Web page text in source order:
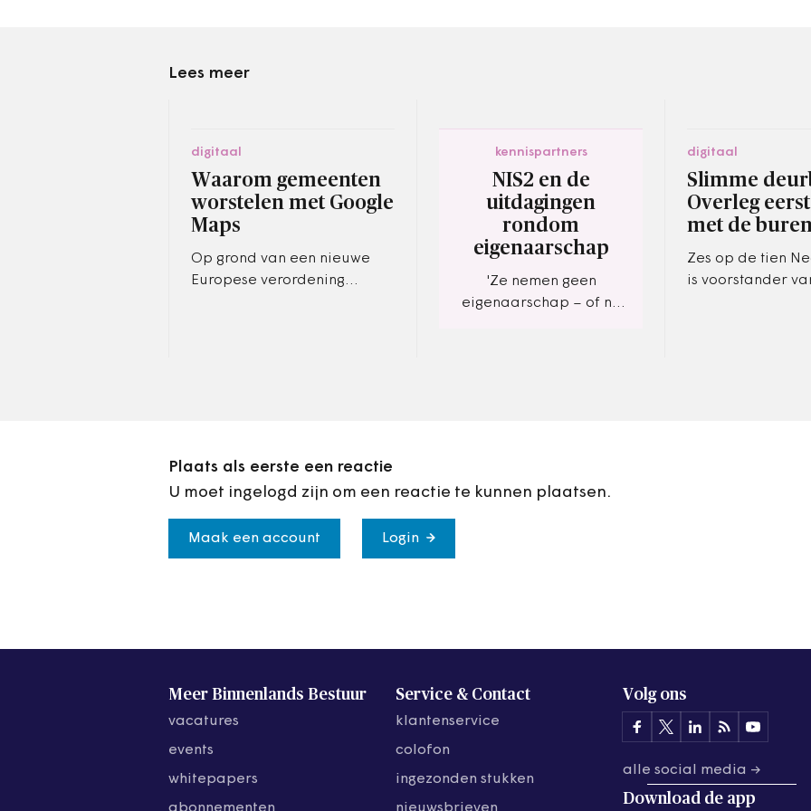
Lees meer
digitaal
Waarom gemeenten
worstelen met Google
Maps
Op grond van een nieuwe
Europese verordening
kennispartners
NIS2 en de
uitdagingen
rondom
eigenaarschap
'Ze nemen geen
eigenaarschap – of nu
digitaal
Slimme
Overleg
met de buren
Zes op de tien
is voorstander
Plaats als eerste een reactie
U moet ingelogd zijn om een reactie te kunnen plaatsen.
Maak een account Login
Meer Binnenlands Bestuur
vacatures
events
whitepapers
Service & Contact
klantenservice
colofon
ingezonden stukken
Volg ons
alle social media →
Download de app